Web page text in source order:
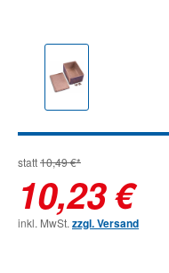
statt10,49 €*
10,23 €
inkl. MwSt. zzgl. Versand